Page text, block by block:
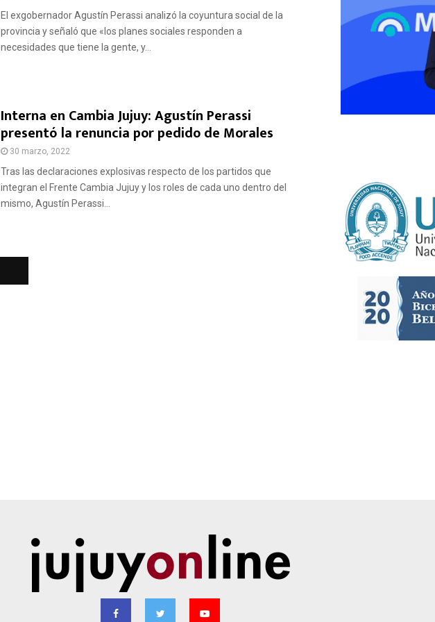
El exgobernador Agustín Perassi analizó la coyuntura social de la
provincia y señaló que «los planes sociales responden a
necesidades que tiene la gente, y...
Interna en Cambia Jujuy: Agustín Perassi
presentó la renuncia por pedido de Morales
30 marzo, 2022
Tras las declaraciones explosivas respecto de los partidos que
integran el Frente Cambia Jujuy y los roles de cada uno dentro del
mismo, Agustín Perassi...